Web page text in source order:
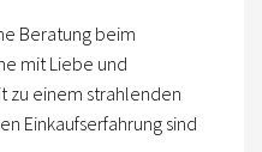
Beratung beim
mit Liebe und
zu einem strahlenden
Einkaufserfahrung sind